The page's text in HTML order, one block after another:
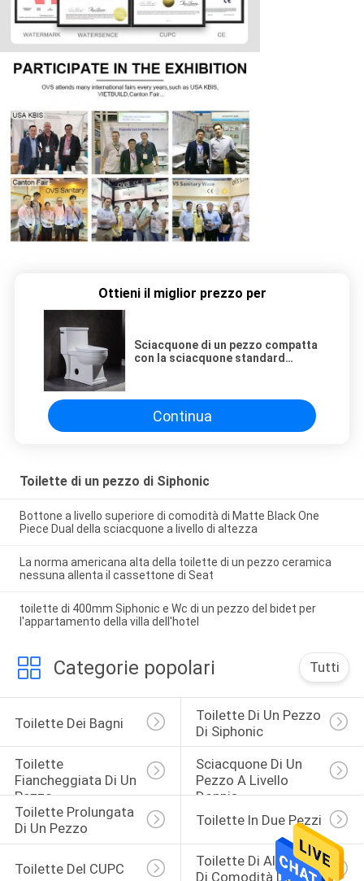
Ottieni il miglior prezzo per
Sciacquone di un pezzo compatta
con la sciacquone standard
Continua
Toilette di un pezzo di Siphonic
Bottone a livello superiore di comodità di Matte Black One
Piece Dual della sciacquone a livello di altezza
La norma americana alta della toilette di un pezzo ceramica
nessuna allenta il cassettone di Seat
toilette di 400mm Siphonic e Wc di un pezzo del bidet per
l'appartamento della villa dell'hotel
Categorie popolari Tutti
Toilette Dei Bagni
Toilette Di Un Pezzo
Di Siphonic
Toilette
Fiancheggiata Di Un
Pezzo
Sciacquone Di Un
Pezzo A Livello
Doppia
Toilette Prolungata
Di Un Pezzo
Toilette In Due Pezzi
Toilette Del CUPC
Toilette Di Altezza
Di Comodità Del Ada